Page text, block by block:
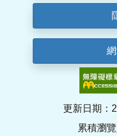
更新日期：
累積瀏